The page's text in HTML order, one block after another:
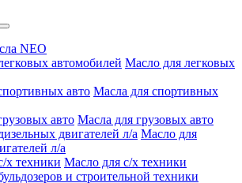
NEO
Масло для легковых
Масла для спортивных
Масла для грузовых авто
Масло для
л/а
Масло для с/х техники